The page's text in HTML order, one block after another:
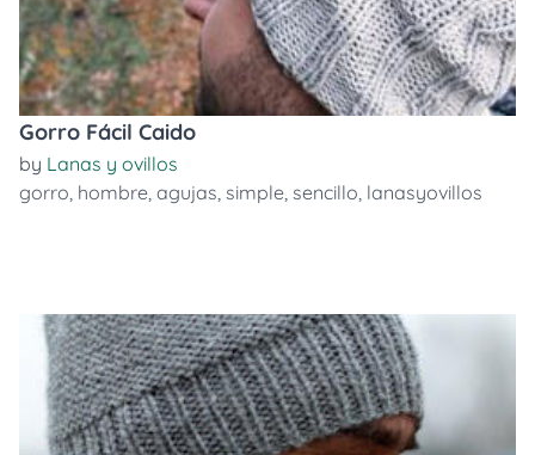
Gorro Fácil Caido
by Lanas y ovillos
gorro, hombre, agujas, simple, sencillo, lanasyovillos